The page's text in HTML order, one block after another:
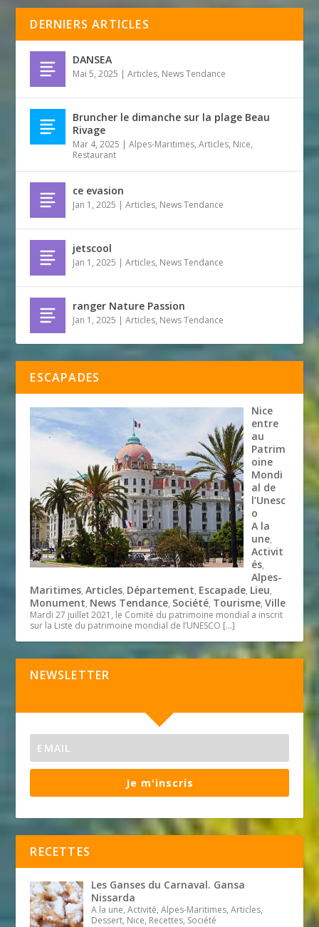
DERNIERS ARTICLES
DANSEA
Mai 5, 2025 |Articles, News Tendance
Bruncher le dimanche sur la plage Beau
Rivage
Mar 4, 2025 |Alpes-Maritimes,Articles, Nice,
Restaurant
ce evasion
Jan 1, 2025 |Articles, News Tendance
jetscool
Jan 1, 2025 |Articles, News Tendance
ranger Nature Passion
Jan 1, 2025 |Articles, News Tendance
ESCAPADES
Nice
entre
au
Patrim
oine
Mondi
al de
l’Unesc
o
A la
une,
Activit
és,
Alpes-
Maritimes,Articles, Département, Escapade, Lieu,
Monument, News Tendance, Société, Tourisme,Ville
Mardi 27 juillet 2021, le Comité du patrimoine mondial a inscrit
sur la Liste du patrimoine mondial de l’UNESCO […]
NEWSLETTER
Je m'inscris
RECETTES
Les Ganses du Carnaval. Gansa
Nissarda
A la une, Activité, Alpes-Maritimes, Articles,
Dessert, Nice, Recettes, Société